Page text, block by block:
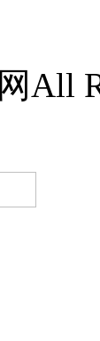
All